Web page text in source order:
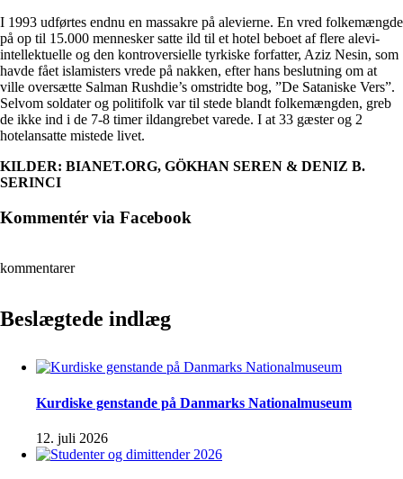
I 1993 udførtes endnu en massakre på alevierne. En vred folkemængde
på op til 15.000 mennesker satte ild til et hotel beboet af flere alevi-
intellektuelle og den kontroversielle tyrkiske forfatter, Aziz Nesin, som
havde fået islamisters vrede på nakken, efter hans beslutning om at
ville oversætte Salman Rushdie’s omstridte bog, ”De Sataniske Vers”.
Selvom soldater og politifolk var til stede blandt folkemængden, greb
de ikke ind i de 7-8 timer ildangrebet varede. I at 33 gæster og 2
hotelansatte mistede livet.
KILDER: BIANET.ORG, GÖKHAN SEREN & DENIZ B.
SERINCI
Kommentér via Facebook
kommentarer
Beslægtede indlæg
Kurdiske genstande på Danmarks Nationalmuseum
12. juli 2026